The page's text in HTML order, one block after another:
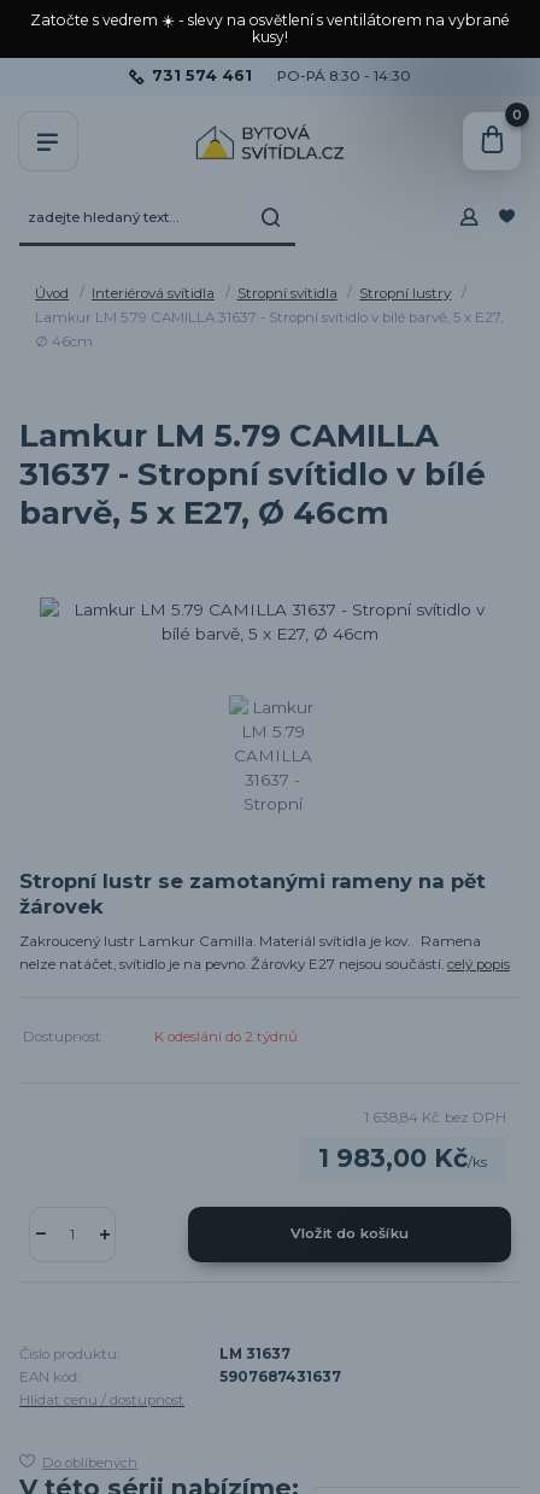
Zatočte s vedrem ☀️ - slevy na osvětlení s ventilátorem na vybrané
kusy!
731 574 461 PO-PÁ 8:30 - 14:30
0
Úvod Interiérová svítidla Stropní svítidla
Stropní lustry
Lamkur LM 5.79 CAMILLA 31637 - Stropní svítidlo v bílé barvě, 5 x E27,
Ø 46cm
Lamkur LM 5.79 CAMILLA
31637 - Stropní svítidlo v bílé
barvě, 5 x E27, Ø 46cm
Stropní lustr se zamotanými rameny na pět
žárovek
Zakroucený lustr Lamkur Camilla. Materiál svítidla je kov. Ramena
nelze natáčet, svítidlo je na pevno. Žárovky E27 nejsou součástí. celý popis
Dostupnost K odeslání do 2 týdnů
1 983,00 Kč/ks
1 638,84 Kč bez DPH
Vložit do košíku
Číslo produktu:
LM 31637
EAN kód:
5907687431637
Hlídat cenu / dostupnost
Do oblíbených
V této sérii nabízíme: